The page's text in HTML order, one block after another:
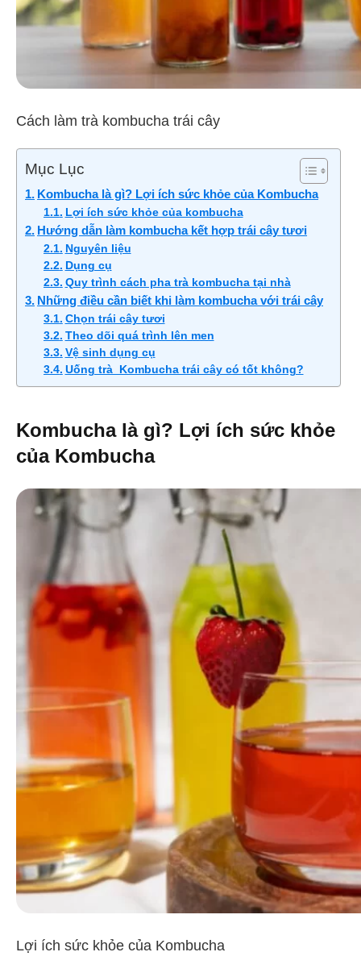
Cách làm trà kombucha trái cây
Mục Lục
Kombucha là gì? Lợi ích sức khỏe của Kombucha
Lợi ích sức khỏe của kombucha
Hướng dẫn làm kombucha kết hợp trái cây tươi
Nguyên liệu
Dụng cụ
Quy trình cách pha trà kombucha tại nhà
Những điều cần biết khi làm kombucha với trái cây
Chọn trái cây tươi
Theo dõi quá trình lên men
Vệ sinh dụng cụ
Uống trà Kombucha trái cây có tốt không?
Kombucha là gì? Lợi ích sức khỏe
của Kombucha
Lợi ích sức khỏe của Kombucha